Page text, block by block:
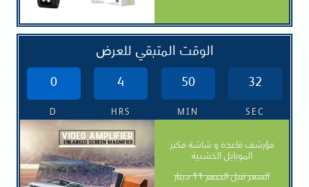
الوقت المتبقي للعرض
0 4 50 30
D HRS MIN SEC
مؤرشف قاعدة و شاشة مكبر
الموبايل الخشبية
السعر قبل الخصم 11 دينار